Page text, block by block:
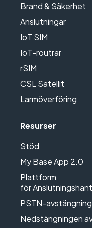
Brand & Säkerhet
Anslutningar
IoT SIM
IoT-routrar
rSIM
CSL Satellit
Larmöverföring
Resurser
Stöd
My Base App 2.0
Plattform
för
PSTN-avstängning
Nedstängningen